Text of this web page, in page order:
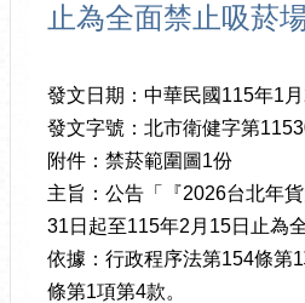
止為全面禁止吸菸
發文日期：中華民國115年1月
發文字號：北市衛健字第
附件：禁菸範圍圖1份
主旨：公告「『2026台北年
31日起至115年2月15日止為
依據：行政程序法第154條第
條第1項第4款。